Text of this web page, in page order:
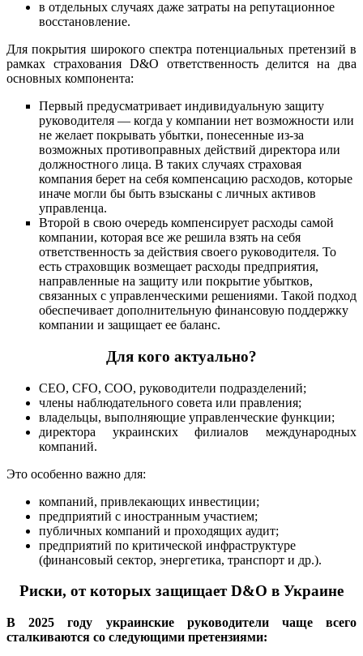
в отдельных случаях даже затраты на репутационное
восстановление.
Для покрытия широкого спектра потенциальных претензий в
рамках страхования D&O ответственность делится на два
основных компонента:
Первый предусматривает индивидуальную защиту
руководителя — когда у компании нет возможности или
не желает покрывать убытки, понесенные из-за
возможных противоправных действий директора или
должностного лица. В таких случаях страховая
компания берет на себя компенсацию расходов, которые
иначе могли бы быть взысканы с личных активов
управленца.
Второй в свою очередь компенсирует расходы самой
компании, которая все же решила взять на себя
ответственность за действия своего руководителя. То
есть страховщик возмещает расходы предприятия,
направленные на защиту или покрытие убытков,
связанных с управленческими решениями. Такой подход
обеспечивает дополнительную финансовую поддержку
компании и защищает ее баланс.
Для кого актуально?
CEO, CFO, COO, руководители подразделений;
члены наблюдательного совета или правления;
владельцы, выполняющие управленческие функции;
директора украинских филиалов международных
компаний.
Это особенно важно для:
компаний, привлекающих инвестиции;
предприятий с иностранным участием;
публичных компаний и проходящих аудит;
предприятий по критической инфраструктуре
(финансовый сектор, энергетика, транспорт и др.).
Риски, от которых защищает D&O в Украине
В 2025 году украинские руководители чаще всего
сталкиваются со следующими претензиями: